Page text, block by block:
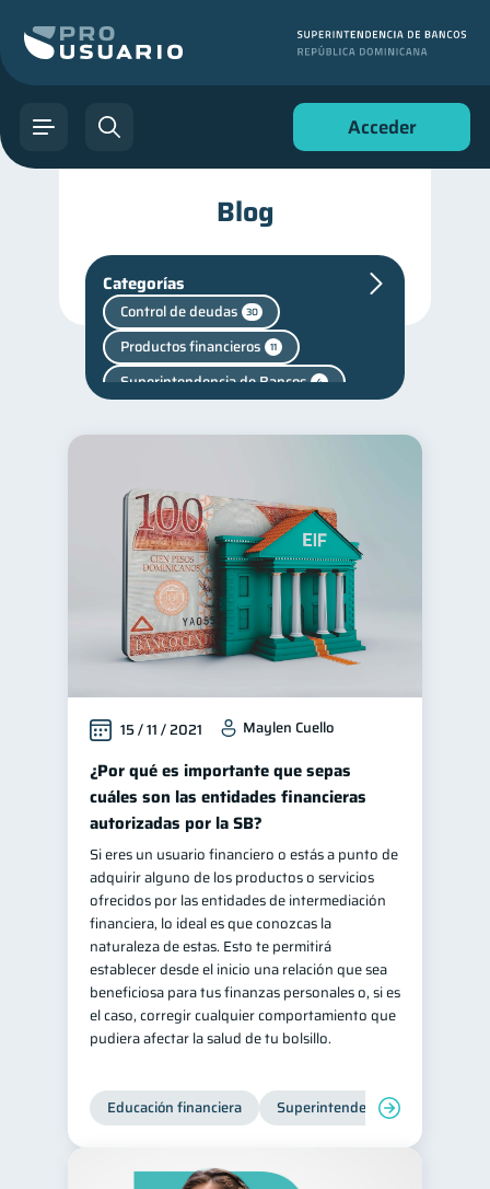
Acceder
Blog
Categorías
Control de deudas 30
Productos financieros 11
Superintendencia de Bancos 4
Cuenta Inactiva
Finanzas personales 44
Manejo de deudas 31
Educación financiera 31
Finanzas para jóvenes 30
Finanzas familiares 25
Inclusión financiera 22
Bienestar financiero 22
Finanzas para mujeres 20
Seguridad financiera 13
Salud financiera
Organización Financiera 10
Deudas 10
Entidad financiera 8
Préstamos 8 Ahorro 8
Consejos 6
Tarjeta de crédito 6
Ciberseguridad
15 / 11 / 2021 Maylen Cuello
¿Por qué es importante que sepas
cuáles son las entidades financieras
autorizadas por la SB?
Si eres un usuario financiero o estás a punto de
adquirir alguno de los productos o servicios
ofrecidos por las entidades de intermediación
financiera, lo ideal es que conozcas la
naturaleza de estas. Esto te permitirá
establecer desde el inicio una relación que sea
beneficiosa para tus finanzas personales o, si es
el caso, corregir cualquier comportamiento que
pudiera afectar la salud de tu bolsillo.
Educación financiera Superintendencia de Bancos